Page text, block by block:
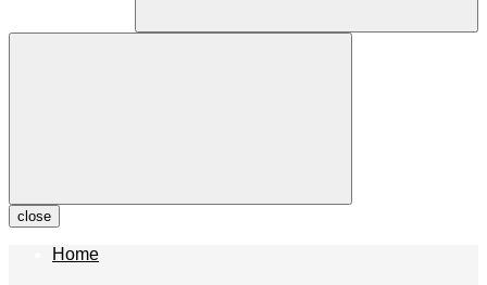
close
Home